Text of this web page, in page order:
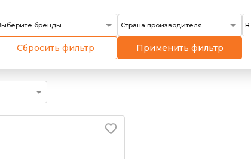
бренды Страна производителя
Сбросить фильтр Применить фильтр